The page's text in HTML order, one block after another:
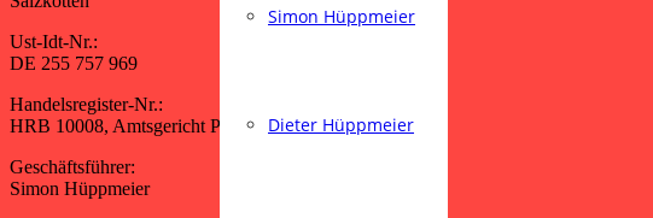
Simon Hüppmeier
Dieter Hüppmeier
Ust-Idt-Nr.:
DE 255 757 969
Handelsregister-Nr.:
HRB 10008, Amtsgericht Paderborn
Geschäftsführer:
Simon Hüppmeier